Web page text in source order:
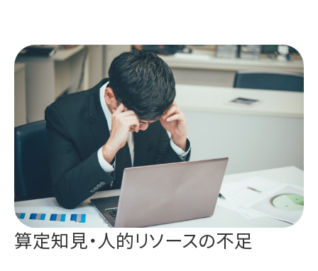
算定知見・人的リソースの不足